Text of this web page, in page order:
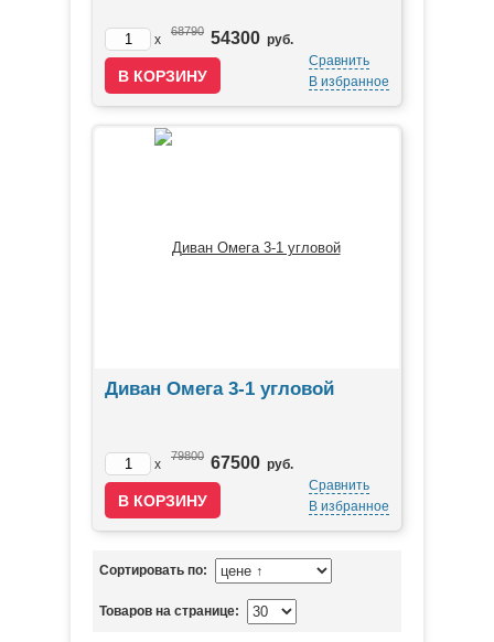
x
68790 54300 руб.
Сравнить
В избранное
Диван Омега 3-1 угловой
x
79800 67500 руб.
Сравнить
В избранное
Сортировать по:
Товаров на странице: